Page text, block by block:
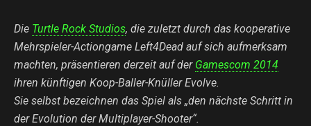
Die Turtle Rock Studios, die zuletzt durch das kooperative
Mehrspieler-Actiongame Left4Dead auf sich aufmerksam
machten, präsentieren derzeit auf der Gamescom 2014
ihren künftigen Koop-Baller-Knüller Evolve.
Sie selbst bezeichnen das Spiel als „den nächste Schritt in
der Evolution der Multiplayer-Shooter“.